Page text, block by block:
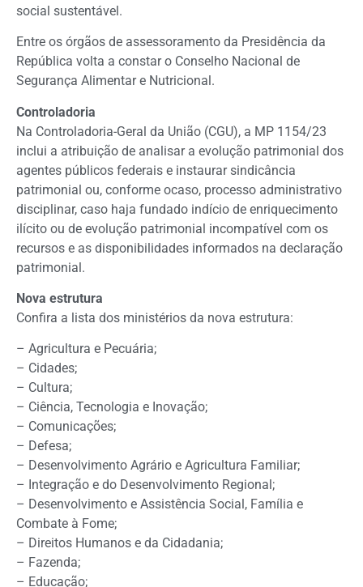
social sustentável.
Entre os órgãos de assessoramento da Presidência da
República volta a constar o Conselho Nacional de
Segurança Alimentar e Nutricional.
Controladoria
Na Controladoria-Geral da União (CGU), a MP 1154/23
inclui a atribuição de analisar a evolução patrimonial dos
agentes públicos federais e instaurar sindicância
patrimonial ou, conforme ocaso, processo administrativo
disciplinar, caso haja fundado indício de enriquecimento
ilícito ou de evolução patrimonial incompatível com os
recursos e as disponibilidades informados na declaração
patrimonial.
Nova estrutura
Confira a lista dos ministérios da nova estrutura:
– Agricultura e Pecuária;
– Cidades;
– Cultura;
– Ciência, Tecnologia e Inovação;
– Comunicações;
– Defesa;
– Desenvolvimento Agrário e Agricultura Familiar;
– Integração e do Desenvolvimento Regional;
– Desenvolvimento e Assistência Social, Família e
Combate à Fome;
– Direitos Humanos e da Cidadania;
– Fazenda;
– Educação;